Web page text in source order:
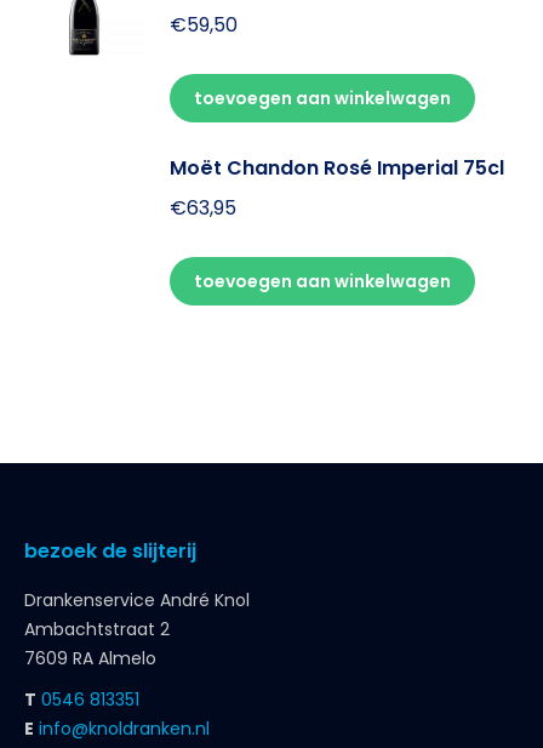
€59,50
toevoegen aan winkelwagen
Moët Chandon Rosé Imperial 75cl
€63,95
toevoegen aan winkelwagen
Drankenservice André Knol
Ambachtstraat 2
7609 RA Almelo
T 0546 813351